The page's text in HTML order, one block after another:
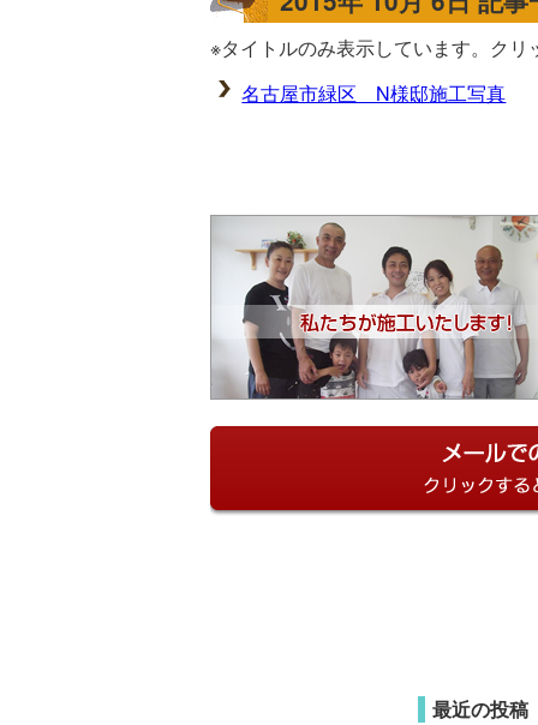
※タイトルのみ表示しています。ク
名古屋市緑区 N様邸施工写真
最近の投稿